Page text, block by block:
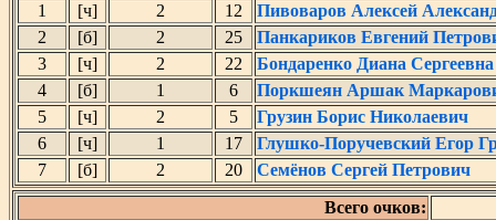
1
[ч] 2 12
Пивоваров Алексей
2
[б] 2 25
Панкариков Евгений
3
[ч] 2 22
Бондаренко Диана Сергеевна
4
[б] 1 6
Поркшеян Аршак
5
[ч] 2 5
Грузин Борис Николаевич
6
[ч] 1 17
Глушко-Поручевский Егор
7
[б] 2 20
Семёнов Сергей Петрович
Всего очков: